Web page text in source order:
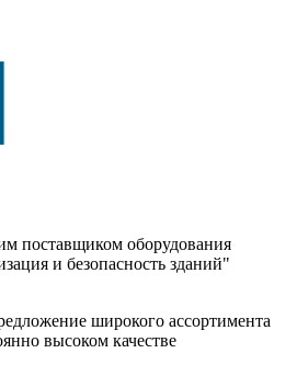
поставщиком оборудования
и безопасность зданий"
широкого ассортимента
высоком качестве